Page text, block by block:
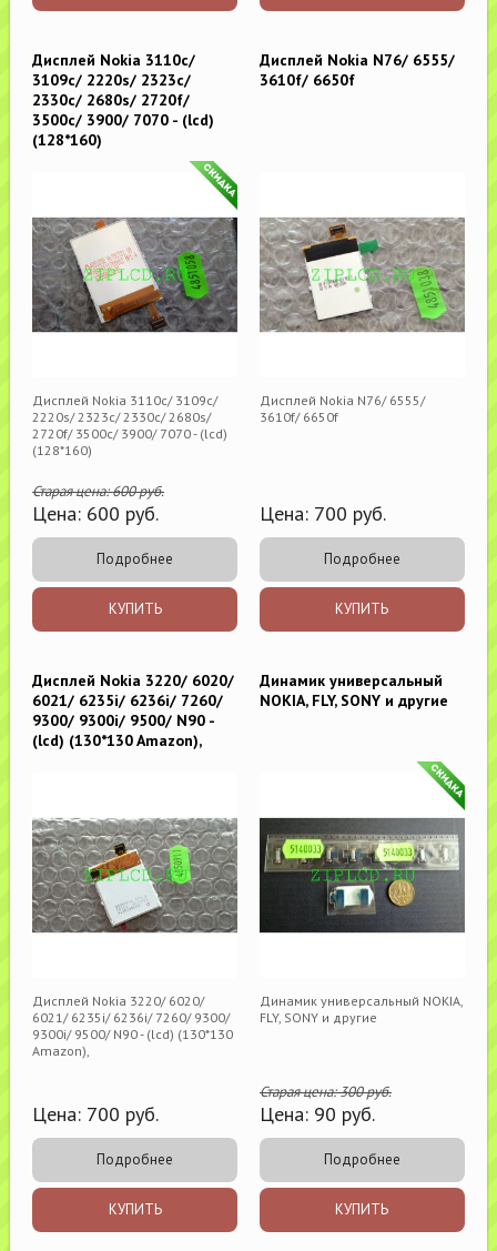
Дисплей Nokia 3110c/
3109c/ 2220s/ 2323c/
2330c/ 2680s/ 2720f/
3500c/ 3900/ 7070 - (lcd)
(128*160)
Дисплей Nokia 3110c/ 3109c/
2220s/ 2323c/ 2330c/ 2680s/
2720f/ 3500c/ 3900/ 7070 - (lcd)
(128*160)
Старая цена:600руб.
Цена: 600 руб.
Подробнее
КУПИТЬ
Дисплей Nokia N76/ 6555/
3610f/ 6650f
Дисплей Nokia N76/ 6555/
3610f/ 6650f
Цена: 700 руб.
Подробнее
КУПИТЬ
Дисплей Nokia 3220/ 6020/
6021/ 6235i/ 6236i/ 7260/
9300/ 9300i/ 9500/ N90 -
(lcd) (130*130 Amazon),
Дисплей Nokia 3220/ 6020/
6021/ 6235i/ 6236i/ 7260/ 9300/
9300i/ 9500/ N90 - (lcd) (130*130
Amazon),
Цена: 700 руб.
Подробнее
КУПИТЬ
Динамик универсальный
NOKIA, FLY, SONY и другие
Динамик универсальный NOKIA,
FLY, SONY и другие
Старая цена:300руб.
Цена: 90 руб.
Подробнее
КУПИТЬ